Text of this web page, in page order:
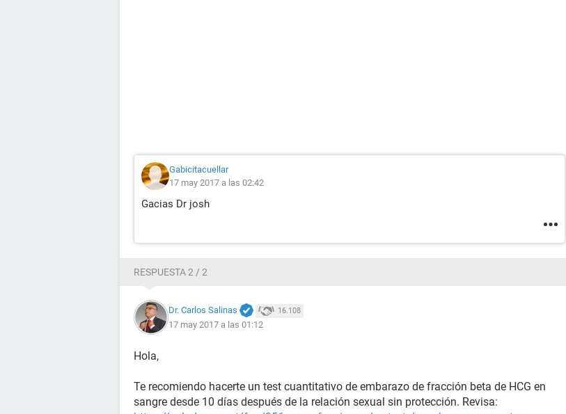
Gabicitacuellar
17 may 2017 a las 02:42
Gacias Dr josh
RESPUESTA 2 / 2
Dr. Carlos Salinas 16.108
17 may 2017 a las 01:12
Hola,
Te recomiendo hacerte un test cuantitativo de embarazo de fracción beta de HCG en
sangre desde 10 días después de la relación sexual sin protección. Revisa: